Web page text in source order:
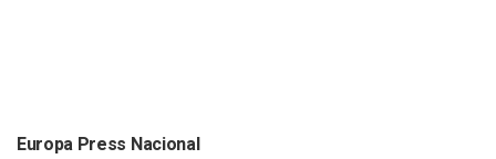
Europa Press Nacional